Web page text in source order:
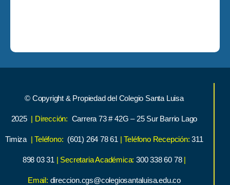
© Copyright & Propiedad del Colegio Santa Luisa
2025 | Dirección: Carrera 73 # 42G – 25 Sur Barrio Lago
Timiza | Teléfono: (601) 264 78 61 | Teléfono Recepción: 311
898 03 31 | Secretaria Académica:300 338 60 78 |
Email: direccion.cgs@colegiosantaluisa.edu.co